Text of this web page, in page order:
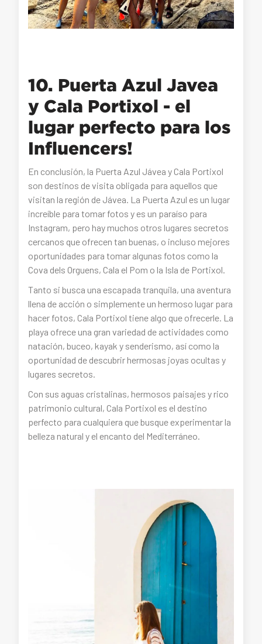
10. Puerta Azul Javea
y Cala Portixol - el
lugar perfecto para los
Influencers!
En conclusión, la Puerta Azul Jávea y Cala Portixol
son destinos de visita obligada para aquellos que
visitan la región de Jávea. La Puerta Azul es un lugar
increíble para tomar fotos y es un paraíso para
Instagram, pero hay muchos otros lugares secretos
cercanos que ofrecen tan buenas, o incluso mejores
oportunidades para tomar algunas fotos como la
Cova dels Orguens, Cala el Pom o la Isla de Portixol.
Tanto si busca una escapada tranquila, una aventura
llena de acción o simplemente un hermoso lugar para
hacer fotos, Cala Portixol tiene algo que ofrecerle. La
playa ofrece una gran variedad de actividades como
natación, buceo, kayak y senderismo, así como la
oportunidad de descubrir hermosas joyas ocultas y
lugares secretos.
Con sus aguas cristalinas, hermosos paisajes y rico
patrimonio cultural, Cala Portixol es el destino
perfecto para cualquiera que busque experimentar la
belleza natural y el encanto del Mediterráneo.